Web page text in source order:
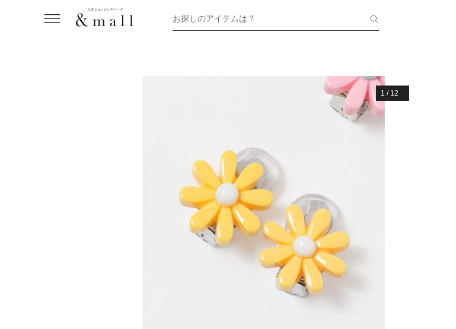
お探しのアイテムは？
1 / 12